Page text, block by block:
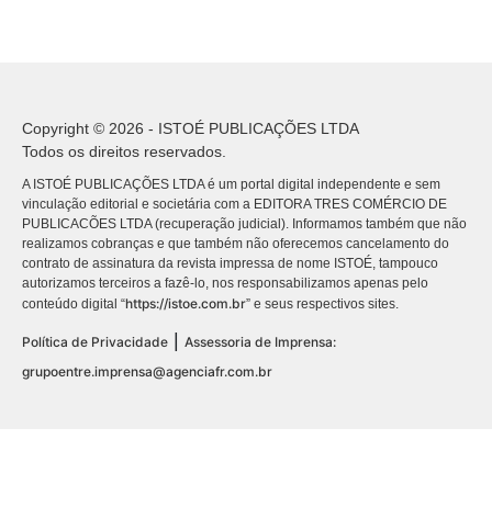
Copyright © 2026 - ISTOÉ PUBLICAÇÕES LTDA
Todos os direitos reservados.
A ISTOÉ PUBLICAÇÕES LTDA é um portal digital independente e sem
vinculação editorial e societária com a EDITORA TRES COMÉRCIO DE
PUBLICACÕES LTDA (recuperação judicial). Informamos também que não
realizamos cobranças e que também não oferecemos cancelamento do
contrato de assinatura da revista impressa de nome ISTOÉ, tampouco
autorizamos terceiros a fazê-lo, nos responsabilizamos apenas pelo
conteúdo digital “https://istoe.com.br” e seus respectivos sites.
Política de Privacidade
Assessoria de Imprensa:
grupoentre.imprensa@agenciafr.com.br